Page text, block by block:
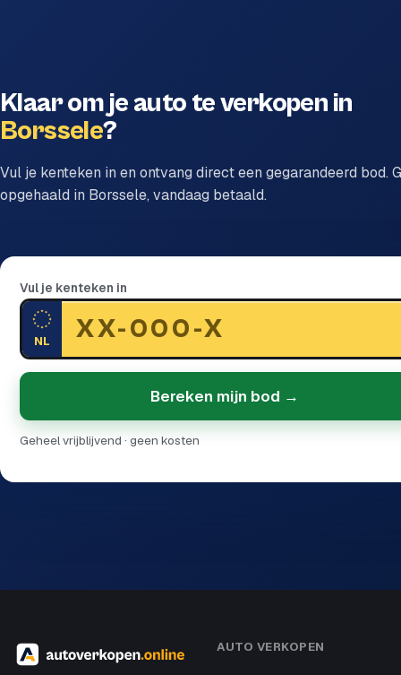
Klaar om je auto te verkopen in
Borssele?
Vul je kenteken in en ontvang direct een gegarandeerd bod.
opgehaald in Borssele, vandaag betaald.
Vul je kenteken in
NL
Bereken mijn bod →
Geheel vrijblijvend · geen kosten
AUTO VERKOPEN